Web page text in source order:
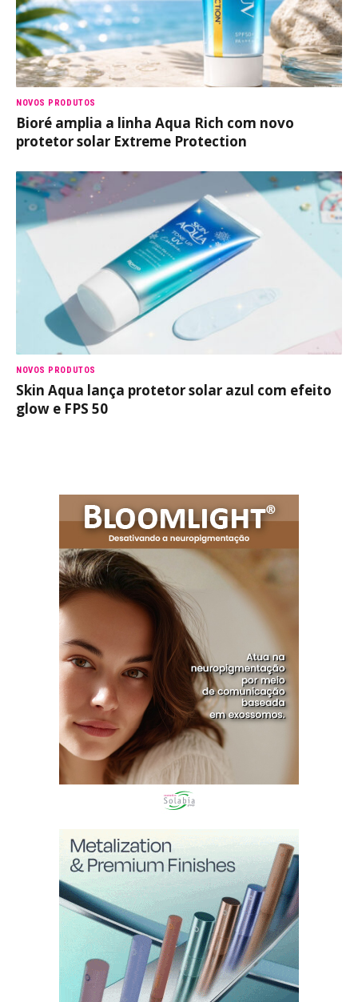
NOVOS PRODUTOS
Bioré amplia a linha Aqua Rich com novo
protetor solar Extreme Protection
NOVOS PRODUTOS
Skin Aqua lança protetor solar azul com efeito
glow e FPS 50